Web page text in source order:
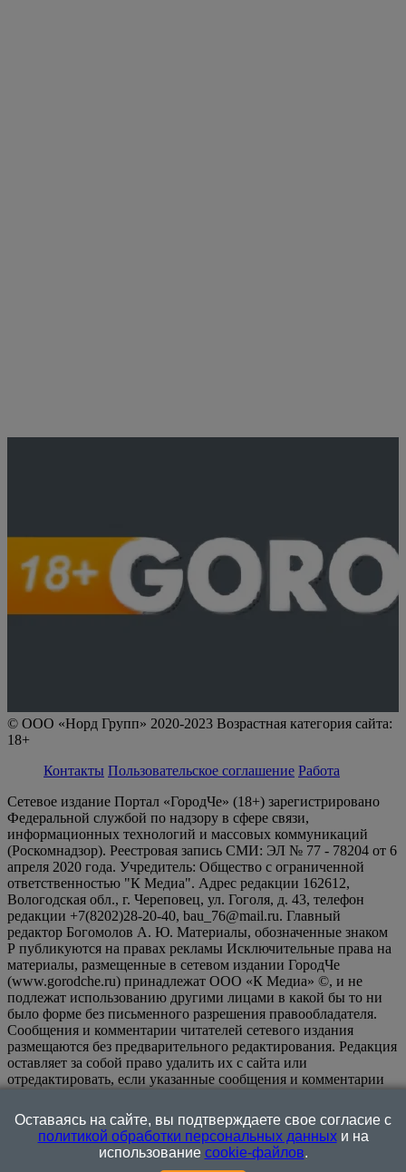
© ООО «Норд Групп» 2020-2023 Возрастная категория сайта:
18+
Контакты Пользовательское соглашение Работа
Сетевое издание Портал «ГородЧе» (18+) зарегистрировано
Федеральной службой по надзору в сфере связи,
информационных технологий и массовых коммуникаций
(Роскомнадзор). Реестровая запись СМИ: ЭЛ № 77 - 78204 от 6
апреля 2020 года. Учредитель: Общество с ограниченной
ответственностью "К Медиа". Адрес редакции 162612,
Вологодская обл., г. Череповец, ул. Гоголя, д. 43, телефон
редакции +7(8202)28-20-40, bau_76@mail.ru. Главный
редактор Богомолов А. Ю. Материалы, обозначенные знаком
Р публикуются на правах рекламы Исключительные права на
материалы, размещенные в сетевом издании ГородЧе
(www.gorodche.ru) принадлежат ООО «К Медиа» ©, и не
подлежат использованию другими лицами в какой бы то ни
было форме без письменного разрешения правообладателя.
Сообщения и комментарии читателей сетевого издания
размещаются без предварительного редактирования. Редакция
оставляет за собой право удалить их с сайта или
отредактировать, если указанные сообщения и комментарии
или нарушением иных требований закона.
информационном ресурсе применяются рекомендательные
технологии (информационные технологии предоставления
информации на основе сбора, систематизации и анализа
Оставаясь на сайте, вы подтверждаете свое согласие с
политикой обработки персональных данныхи на
использование cookie-файлов.